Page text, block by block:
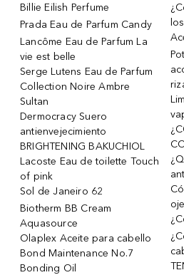
Billie Eilish Perfume
Prada Eau de Parfum Candy
Lancôme Eau de Parfum La
vie est belle
Serge Lutens Eau de Parfum
Collection Noire Ambre
Sultan
Dermocracy Suero
antienvejecimiento
BRIGHTENING BAKUCHIOL
Lacoste Eau de toilette Touch
of pink
Sol de Janeiro 62
Biotherm BB Cream
Aquasource
Olaplex Aceite para cabello
Bond Maintenance No.7
Bonding Oil